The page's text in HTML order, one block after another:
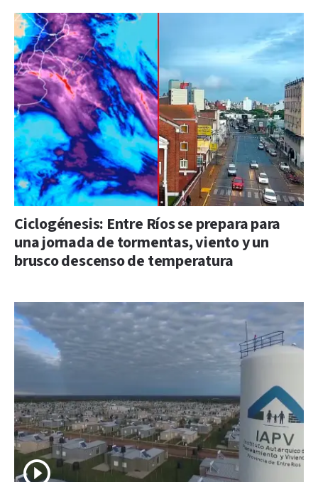
Ciclogénesis: Entre Ríos se prepara para
una jornada de tormentas, viento y un
brusco descenso de temperatura